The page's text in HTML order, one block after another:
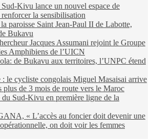
Kivu lance un nouvel espace de
la sensibilisation
paroisse Saint Jean-Paul II de Labotte,
Bukavu
Jacques Assumani rejoint le Groupe
Amphibiens de l’UICN
de Bukavu aux territoires, l’UNPC étend
: le cycliste congolais Miguel Masaisai arrive
plus de 3 mois de route vers le Maroc
du Sud-Kivu en première ligne de la
« L’accès au foncier doit devenir une
on doit voir les femmes